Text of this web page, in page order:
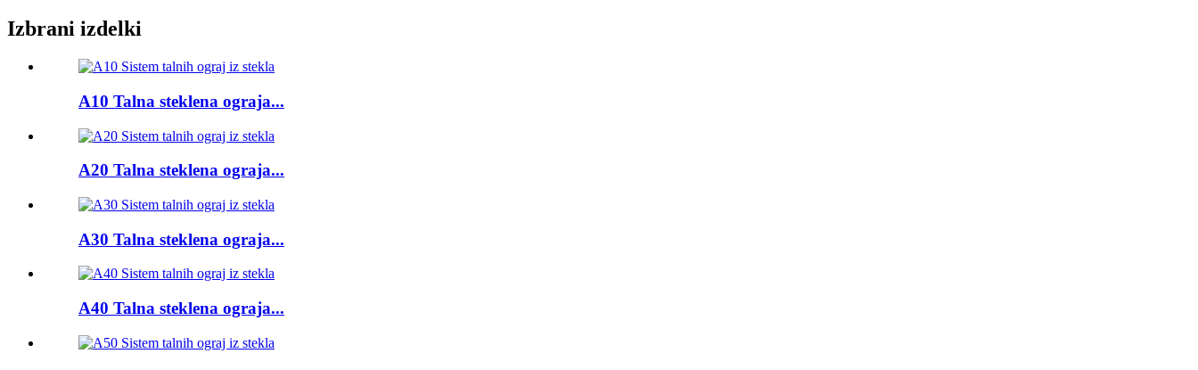
Izbrani izdelki
A10 Talna steklena ograja...
A20 Talna steklena ograja...
A30 Talna steklena ograja...
A40 Talna steklena ograja...